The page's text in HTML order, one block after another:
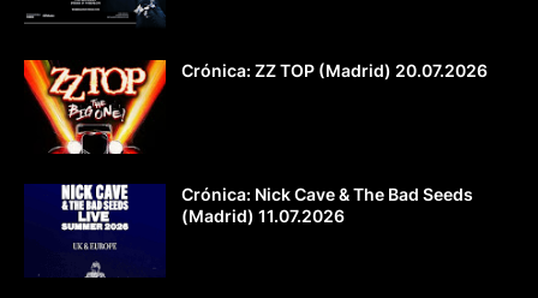
Crónica: ZZ TOP (Madrid) 20.07.2026
Crónica: Nick Cave & The Bad Seeds
(Madrid) 11.07.2026